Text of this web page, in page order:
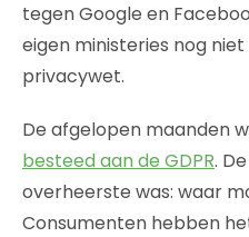
tegen Google en
eigen ministeries nog
privacywet.
De afgelopen maanden
besteed aan de GDPR.
overheerste was: waar
Consumenten hebben